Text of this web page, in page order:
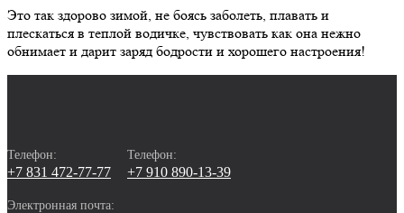
Это так здорово зимой, не боясь заболеть, плавать и
плескаться в теплой водичке, чувствовать как она нежно
обнимает и дарит заряд бодрости и хорошего настроения!
Телефон:
+7 831 472-77-77
Телефон:
+7 910 890-13-39
Электронная почта: